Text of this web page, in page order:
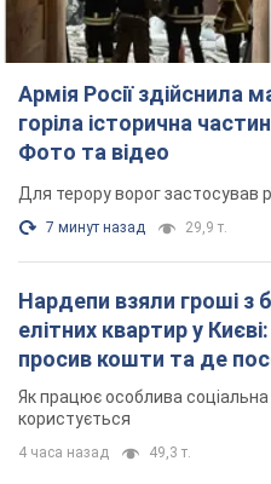
елітних квартир у
просив кошти та де
Як працює особлива соціальна
користується
4 часа назад
Російська армія
багатоповерхівки в
більше 20
Ворог навмисно обстрілює
3 минуты назад 2,9 т.